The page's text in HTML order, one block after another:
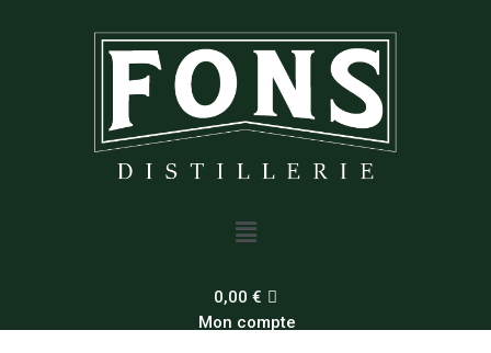
Menu
0,00€
Mon compte